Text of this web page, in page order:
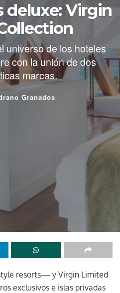
deluxe: Virgin
universo de los hoteles
con la unión de dos
marcas.
Granados
resorts— y Virgin Limited
exclusivos e islas privadas